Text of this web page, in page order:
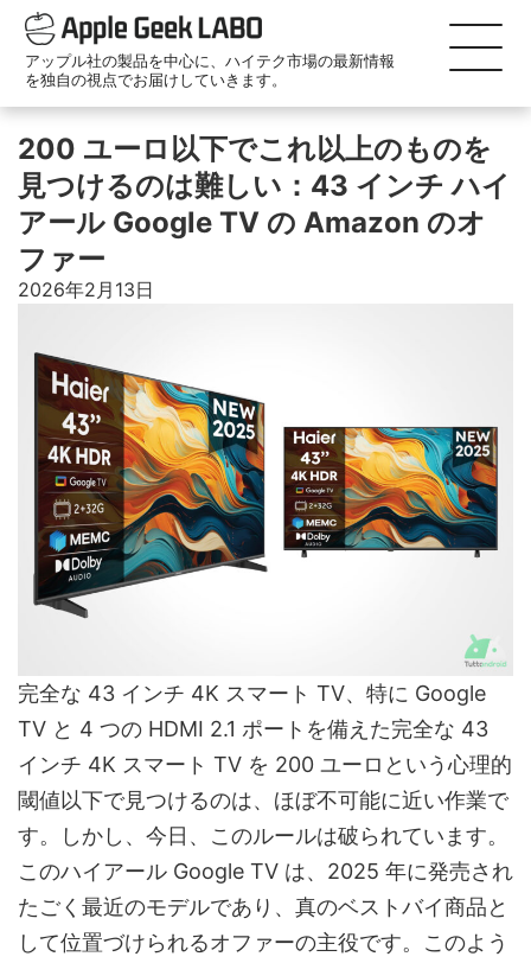
アップル社の製品を中心に、ハイテク市場の最新情報
を独自の視点でお届けしていきます。
200 ユーロ以下でこれ以上のものを
見つけるのは難しい：43 インチ ハイ
アール Google TV の Amazon のオ
ファー
2026年2月13日
完全な 43 インチ 4K スマート TV、特に Google
TV と 4 つの HDMI 2.1 ポートを備えた完全な 43
インチ 4K スマート TV を 200 ユーロという心理的
閾値以下で見つけるのは、ほぼ不可能に近い作業で
す。しかし、今日、このルールは破られています。
このハイアール Google TV は、2025 年に発売され
たごく最近のモデルであり、真のベストバイ商品と
して位置づけられるオファーの主役です。このよう